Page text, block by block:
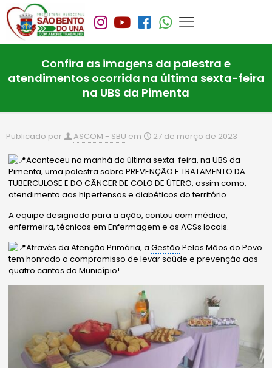
Confira as imagens da palestra e
atendimentos ocorrida na última sexta-feira
na UBS da Pimenta
Publicado por ASCOM - SBU em 27 de março de 2023
Aconteceu na manhã da última sexta-feira, na UBS da
Pimenta, uma palestra sobre PREVENÇÃO E TRATAMENTO DA
TUBERCULOSE E DO CÂNCER DE COLO DE ÚTERO, assim como,
atendimento aos hipertensos e diabéticos do território.
A equipe designada para a ação, contou com médico,
enfermeira, técnicos em Enfermagem e os ACSs locais.
Através da Atenção Primária, aGestão Pelas Mãos do Povo
tem honrado o compromisso de levar saúde e prevenção aos
quatro cantos do Município!